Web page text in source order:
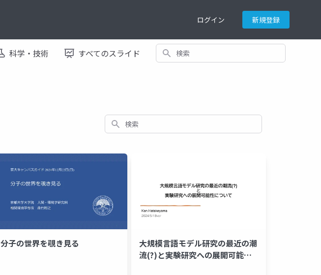
ログイン 新規登録
科学・技術 すべてのスライド 検索
検索
分子の世界を覗き見る
大規模言語モデル研究の最近の潮
流(?)と実験研究への展開可能性